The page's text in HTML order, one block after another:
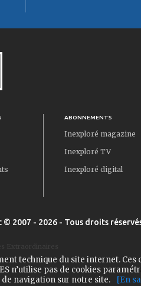
ABONNEMENTS
Inexploré magazine
Inexploré TV
Inexploré digital
2007 - 2026 - Tous droits
technique du site internet.
n’utilise pas de cookies
navigation sur notre site.
[En